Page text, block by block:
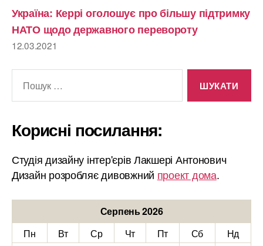
Україна: Керрі оголошує про більшу підтримку
НАТО щодо державного перевороту
12.03.2021
Корисні посилання:
Студія дизайну інтер'єрів Лакшері Антонович
Дизайн розробляє дивовжний проект дома.
Серпень 2026
Пн
Вт Ср Чт Пт Сб
Нд